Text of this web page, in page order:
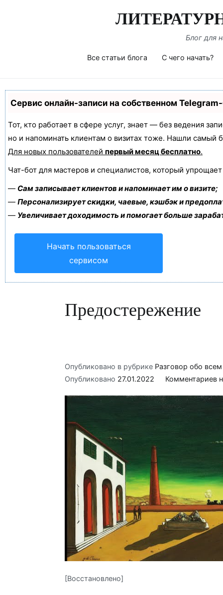
Блог для
Все статьи блога С чего начать?
Сервис онлайн-записи на собственном
Тот, кто работает в сфере услуг, знает — без ведения
но и напоминать клиентам о визитах тоже. Нашли
Для новых пользователей первый месяц бесплатно.
Чат-бот для мастеров и специалистов, который
— Сам записывает клиентов и напоминает им о визите;
— Персонализирует скидки, чаевые, кэшбэк и
— Увеличивает доходимость и помогает больше
Начать пользоваться
сервисом
Предостережение
Опубликовано в рубрике Разговор обо всем
Опубликовано 27.01.2022 Комментариев
[Восстановлено]